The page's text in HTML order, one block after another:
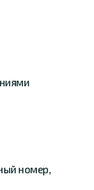
номер,